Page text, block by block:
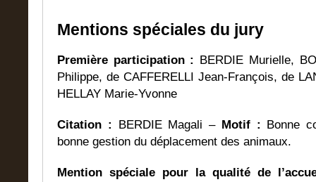
Mentions spéciales du jury
Première participation : BERDIE Murielle,
Philippe, de CAFFERELLI Jean-François, de
HELLAY Marie-Yvonne
Citation : BERDIE Magali – Motif : Bonne
bonne gestion du déplacement des animaux.
Mention spéciale pour la qualité de